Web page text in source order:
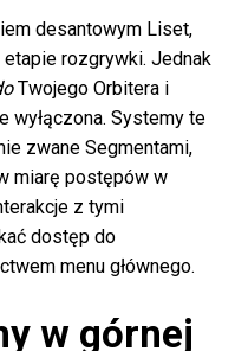
desantowym Liset,
rozgrywki. Jednak
Twojego Orbitera i
Systemy te
zwane Segmentami,
miarę postępów w
z tymi
dostęp do
menu głównego.
w górnej